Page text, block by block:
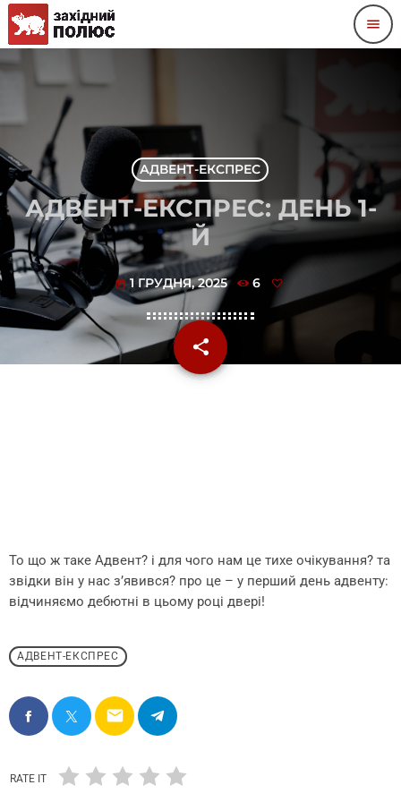
menu
АДВЕНТ-ЕКСПРЕС
АДВЕНТ-ЕКСПРЕС: ДЕНЬ 1-
Й
today 1 ГРУДНЯ, 2025 6
share
email
То що ж таке Адвент? і для чого нам це тихе очікування? та
звідки він у нас з’явився? про це – у перший день адвенту:
відчиняємо дебютні в цьому році двері!
АДВЕНТ-ЕКСПРЕС
email
RATE IT